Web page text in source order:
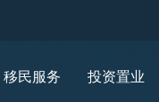
移民服务 投资置业